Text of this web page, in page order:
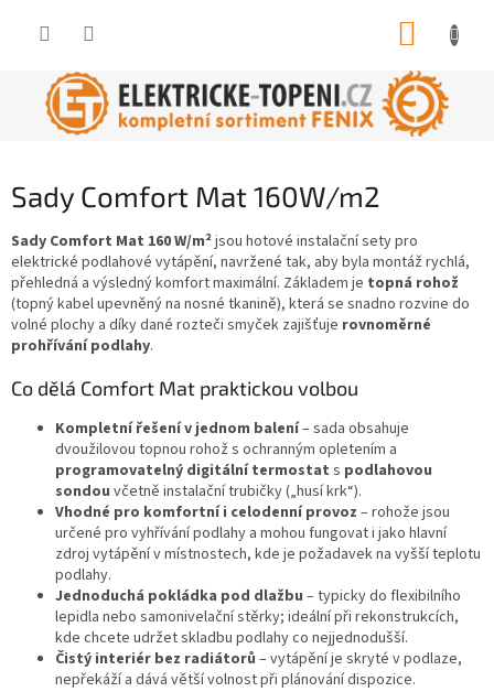
Sady Comfort Mat 160W/m2
Sady Comfort Mat 160 W/m²jsou hotové instalační sety pro
elektrické podlahové vytápění, navržené tak, aby byla montáž rychlá,
přehledná a výsledný komfort maximální. Základem je topná rohož
(topný kabel upevněný na nosné tkanině), která se snadno rozvine do
volné plochy a díky dané rozteči smyček zajišťuje rovnoměrné
prohřívání podlahy.
Co dělá Comfort Mat praktickou volbou
Kompletní řešení v jednom balení– sada obsahuje
dvoužilovou topnou rohož s ochranným opletením a
programovatelný digitální termostat s podlahovou
sondou včetně instalační trubičky („husí krk“).
Vhodné pro komfortní i celodenní provoz – rohože jsou
určené pro vyhřívání podlahy a mohou fungovat i jako hlavní
zdroj vytápění v místnostech, kde je požadavek na vyšší teplotu
podlahy.
Jednoduchá pokládka pod dlažbu – typicky do flexibilního
lepidla nebo samonivelační stěrky; ideální při rekonstrukcích,
kde chcete udržet skladbu podlahy co nejjednodušší.
Čistý interiér bez radiátorů – vytápění je skryté v podlaze,
nepřekáží a dává větší volnost při plánování dispozice.